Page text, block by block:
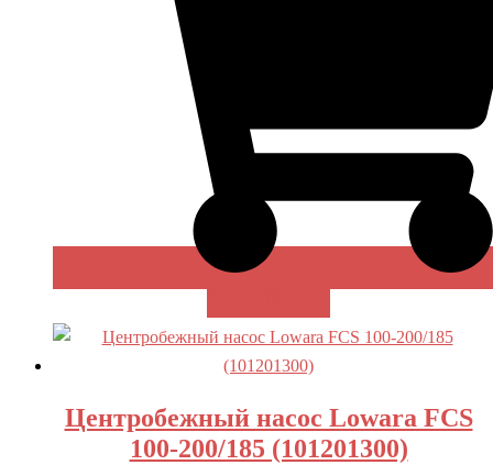
Центробежный насос Lowara FCS
100-200/185 (101201300)